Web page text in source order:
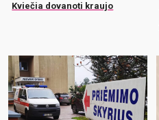
Kviečia dovanoti kraujo